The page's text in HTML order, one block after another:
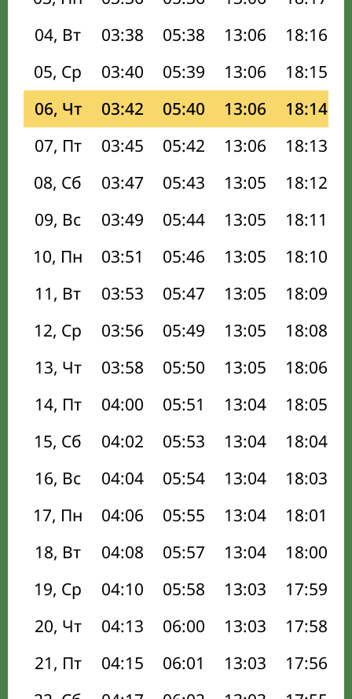
04, Вт
03:38 05:38 13:06 18:16
05, Ср
03:40 05:39 13:06 18:15
06, Чт
03:42 05:40 13:06 18:14
07, Пт
03:45 05:42 13:06 18:13
08, Сб
03:47 05:43 13:05 18:12
09, Вс
03:49 05:44 13:05 18:11
10, Пн
03:51 05:46 13:05 18:10
11, Вт
03:53 05:47 13:05 18:09
12, Ср
03:56 05:49 13:05 18:08
13, Чт
03:58 05:50 13:05 18:06
14, Пт
04:00 05:51 13:04 18:05
15, Сб
04:02 05:53 13:04 18:04
16, Вс
04:04 05:54 13:04 18:03
17, Пн
04:06 05:55 13:04 18:01
18, Вт
04:08 05:57 13:04 18:00
19, Ср
04:10 05:58 13:03 17:59
20, Чт
04:13 06:00 13:03 17:58
21, Пт
04:15 06:01 13:03 17:56